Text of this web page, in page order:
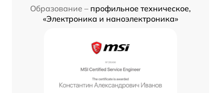
Образование – профильное техническое,
«Электроника и наноэлектроника»